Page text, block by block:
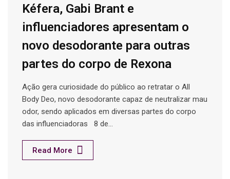
Kéfera, Gabi Brant e
influenciadores apresentam o
novo desodorante para outras
partes do corpo de Rexona
Ação gera curiosidade do público ao retratar o All
Body Deo, novo desodorante capaz de neutralizar mau
odor, sendo aplicados em diversas partes do corpo
das influenciadoras 8 de…
Read More